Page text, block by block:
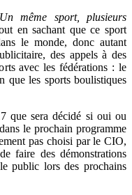
Un même sport, plusieurs
en sachant que ce sport
le monde, donc autant
des appels à des
avec les fédérations : le
que les sports boulistiques
que sera décidé si oui ou
le prochain programme
pas choisi par le CIO,
faire des démonstrations
public lors des prochains